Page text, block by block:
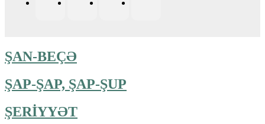
ŞAN-BEÇƏ
ŞAP-ŞAP, ŞAP-ŞUP
ŞERİYYƏT